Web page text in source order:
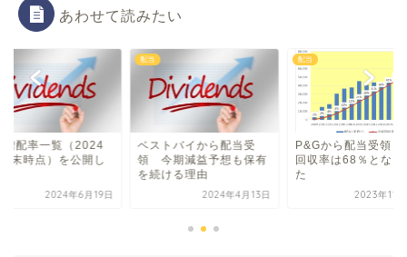
あわせて読みたい
増配率一覧（2024
末時点）を公開し
2024年6月19日
配当
ベストバイから配当受
領 今期減益予想も保有
を続ける理由
2024年4月13日
配当
P&Gから配当受領
回収率は68％となり
た
2023年11